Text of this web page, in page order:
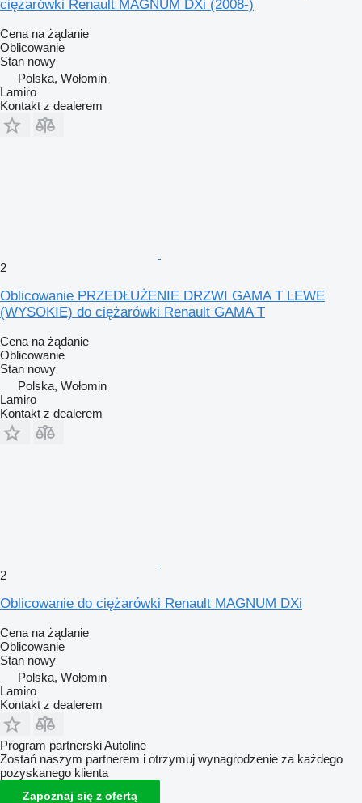
ciężarówki Renault MAGNUM DXi (2008-)
Cena na żądanie
Oblicowanie
Stan nowy
Polska, Wołomin
Lamiro
Kontakt z dealerem
2
Oblicowanie PRZEDŁUŻENIE DRZWI GAMA T LEWE
(WYSOKIE) do ciężarówki Renault GAMA T
Cena na żądanie
Oblicowanie
Stan nowy
Polska, Wołomin
Lamiro
Kontakt z dealerem
2
Oblicowanie do ciężarówki Renault MAGNUM DXi
Cena na żądanie
Oblicowanie
Stan nowy
Polska, Wołomin
Lamiro
Kontakt z dealerem
Program partnerski Autoline
Zostań naszym partnerem i otrzymuj wynagrodzenie za każdego
pozyskanego klienta
Zapoznaj się z ofertą